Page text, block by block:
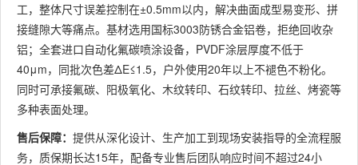
工，整体尺寸误差控制在±0.5mm以内，解决曲面成型易变形、拼
接缝隙大等痛点。基材选用国标3003防锈合金铝卷，拒绝回收杂
铝；全套进口自动化氟碳喷涂设备，PVDF涂层厚度不低于
40μm，同批次色差ΔE≤1.5，户外使用20年以上不褪色不粉化。
同时可承接氟碳、阳极氧化、木纹转印、石纹转印、拉丝、烤瓷等
多种表面处理。
售后保障： 提供从深化设计、生产加工到现场安装指导的全流程服
务，质保期长达15年，配备专业售后团队响应时间不超过24小